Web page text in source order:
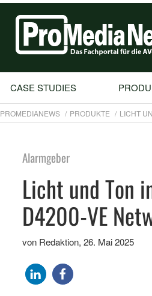
CASE STUDIES
PROMEDIANEWS PRODUKTE LICHT
Alarmgeber
Licht und Ton
D4200-VE
von Redaktion, 26. Mai 2025